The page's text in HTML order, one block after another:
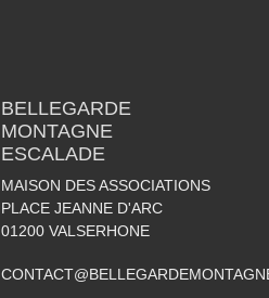
BELLEGARDE
MONTAGNE
ESCALADE
MAISON DES ASSOCIATIONS
PLACE JEANNE D'ARC
01200 VALSERHONE